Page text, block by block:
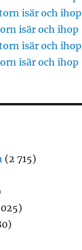
isär och ihop
isär och ihop
isär och ihop
isär och ihop
(2 715)